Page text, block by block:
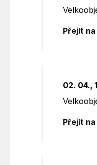
Přejít
02. 04.,
Přejít